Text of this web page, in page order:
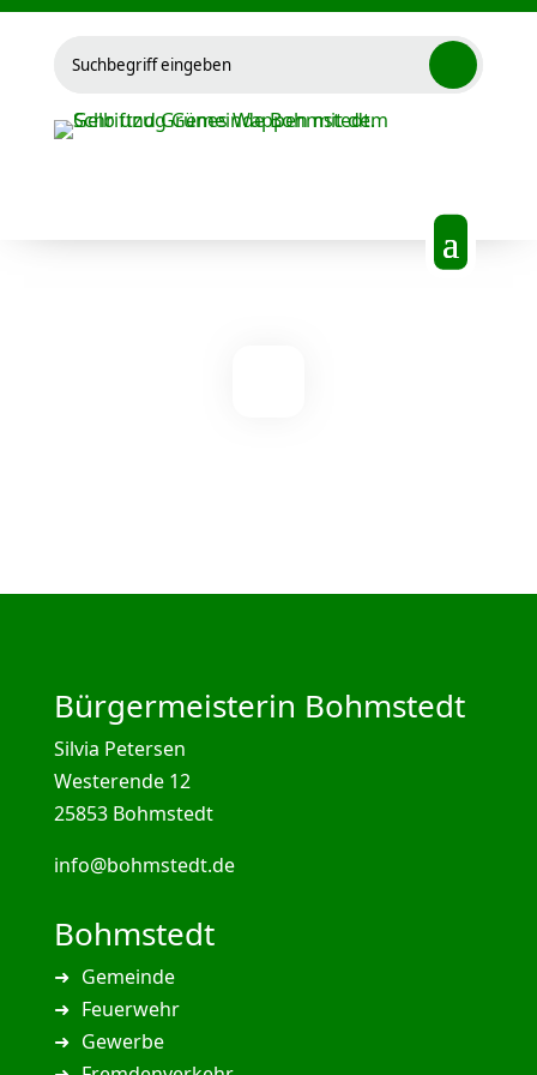
Bürgermeisterin Bohmstedt
Silvia Petersen
Westerende 12
25853 Bohmstedt
info@bohmstedt.de
Bohmstedt
Gemeinde
Feuerwehr
Gewerbe